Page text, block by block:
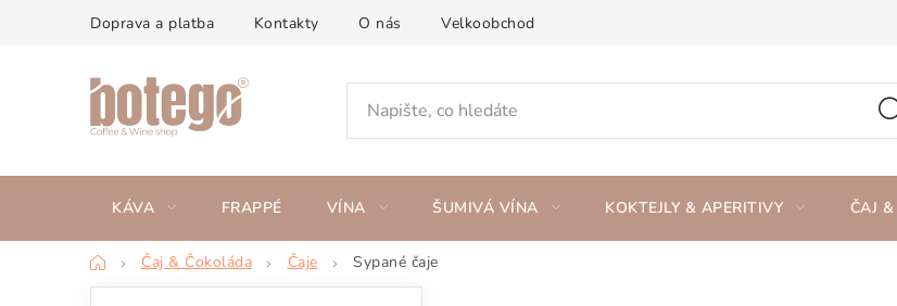
Doprava a platba Kontakty O nás Velkoobchod
KÁVA FRAPPÉ VÍNA ŠUMIVÁ VÍNA KOKTEJLY & APERITIVY ČAJ
DomůČaj & Čokoláda Čaje Sypané čaje